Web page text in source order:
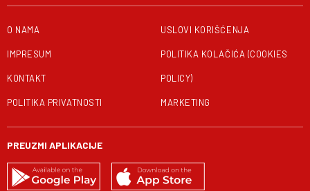
O NAMA
IMPRESUM
KONTAKT
POLITIKA PRIVATNOSTI
USLOVI KORIŠĆENJA
POLITIKA KOLAČIĆA (COOKIES
POLICY)
MARKETING
PREUZMI APLIKACIJE